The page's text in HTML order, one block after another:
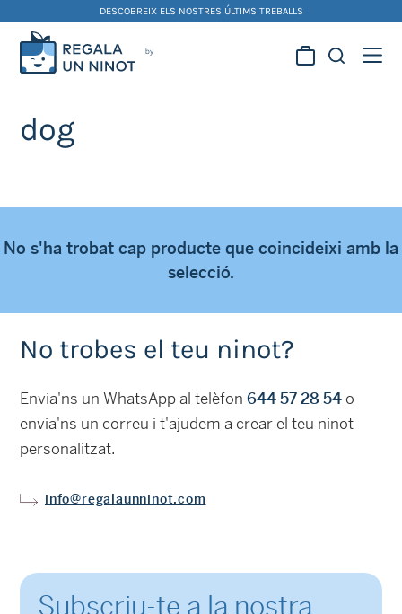
content
DESCOBREIX ELS NOSTRES ÚLTIMS TREBALLS
foguerers
dog
No s'ha trobat cap producte que coincideixi amb la
selecció.
No trobes el teu ninot?
Envia'ns un WhatsApp al telèfon 644 57 28 54o
envia'ns un correu i t'ajudem a crear el teu ninot
personalitzat.
info@regalaunninot.com
Subscriu-te a la nostra